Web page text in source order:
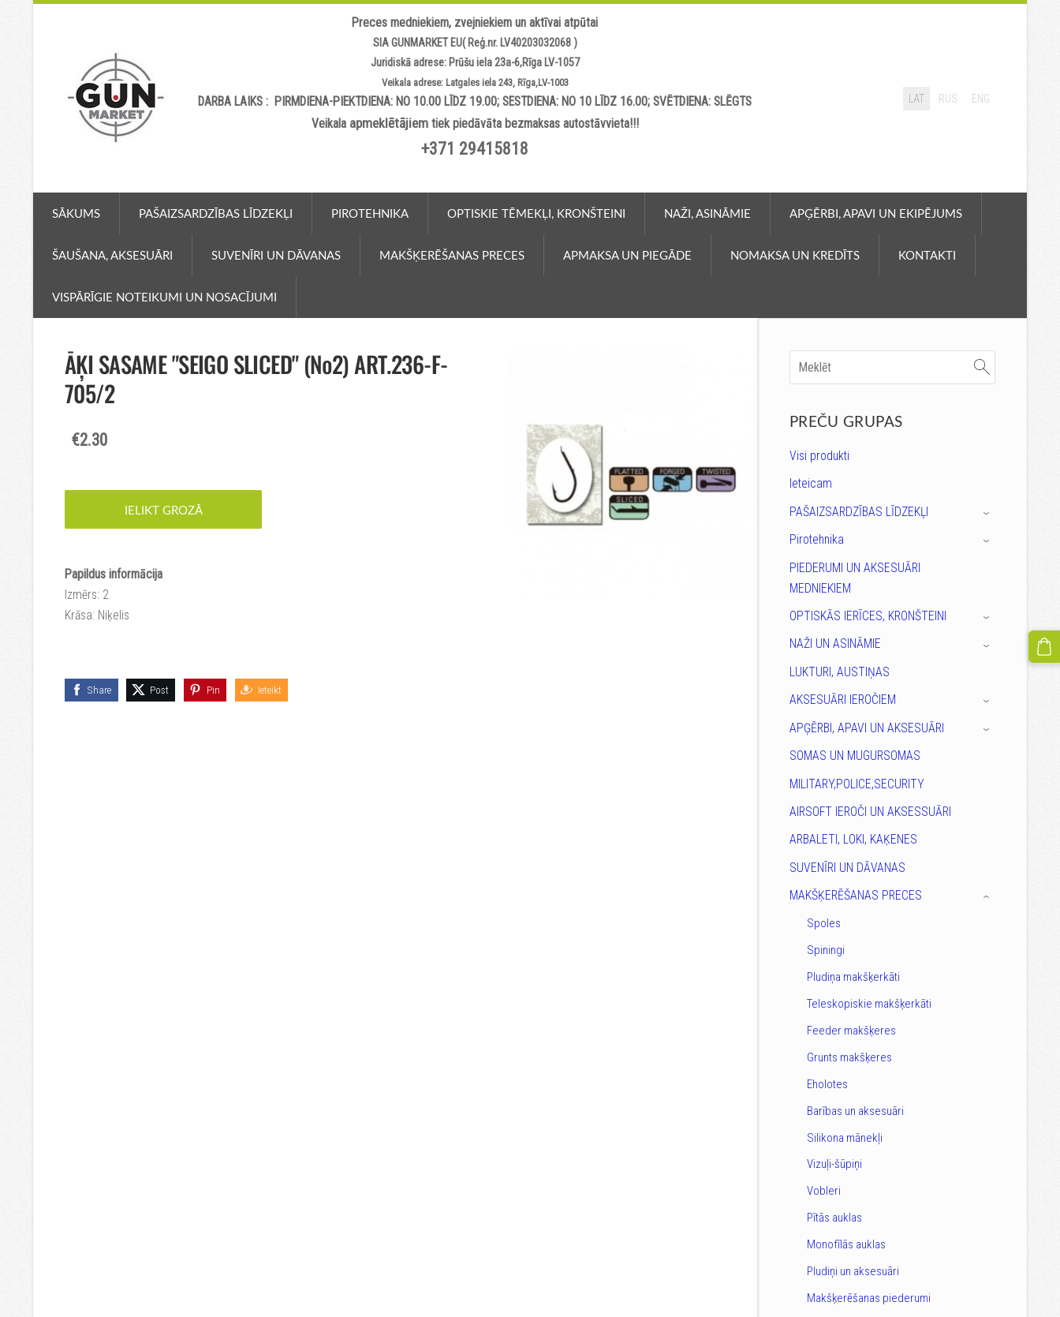
Preces medniekiem, zvejniekiem un aktīvai atpūtai
SIA GUNMARKET EU( Reģ.nr. LV40203032068 )
Juridiskā adrese: Prūšu iela 23a-6,Rīga LV-1057
Veikala adrese: Latgales iela 243, Rīga,LV-1003
DARBA LAIKS : PIRMDIENA-PIEKTDIENA: NO 10.00 LĪDZ 19.00; SESTDIENA: NO 10 LĪDZ 16.00; SVĒTDIENA: SLĒGTS
Veikala apmeklētājiemtiek piedāvāta bezmaksas autostāvvieta!!!
+371 29415818
LAT RUS ENG
SĀKUMS PAŠAIZSARDZĪBAS LĪDZEKĻI PIROTEHNIKA OPTISKIE TĒMEKĻI, KRONŠTEINI NAŽI, ASINĀMIE APĢĒRBI, APAVI UN EKIPĒJUMS
ŠAUŠANA, AKSESUĀRI SUVENĪRI UN DĀVANAS MAKŠĶERĒŠANAS PRECES APMAKSA UN PIEGĀDE NOMAKSA UN KREDĪTS KONTAKTI
VISPĀRĪGIE NOTEIKUMI UN NOSACĪJUMI
PREČU GRUPAS
Visi produkti
Ieteicam
PAŠAIZSARDZĪBAS LĪDZEKĻI
›
Pirotehnika ›
PIEDERUMI UN AKSESUĀRI
MEDNIEKIEM
OPTISKĀS IERĪCES, KRONŠTEINI
›
NAŽI UN ASINĀMIE ›
LUKTURI, AUSTIŅAS
AKSESUĀRI IEROČIEM
›
APĢĒRBI, APAVI UN AKSESUĀRI ›
SOMAS UN MUGURSOMAS
MILITARY,POLICE,SECURITY
AIRSOFT IEROČI UN AKSESSUĀRI
ARBALETI, LOKI, KAĶENES
SUVENĪRI UN DĀVANAS
MAKŠĶERĒŠANAS PRECES
Spoles
Spiningi
Pludiņa makšķerkāti
Teleskopiskie makšķerkāti
Feeder makšķeres
Grunts makšķeres
Eholotes
Barības un aksesuāri
Silikona mānekļi
Vizuļi-šūpiņi
Vobleri
Pītās auklas
Monofīlās auklas
Pludiņi un aksesuāri
Makšķerēšanas piederumi
›
ĀĶI SASAME "SEIGO SLICED" (№2) ART.236-F-
705/2
€2.30
IELIKT GROZĀ
Papildus informācija
Izmērs: 2
Krāsa: Niķelis
Share Post Pin Ieteikt